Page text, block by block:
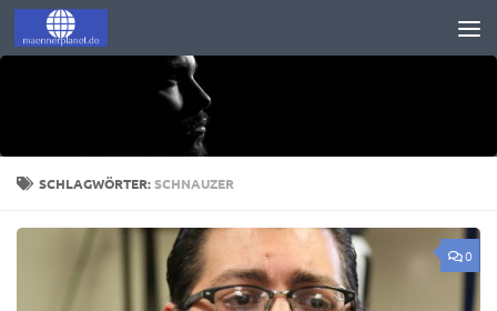
Zum Inhalt springen
SCHLAGWÖRTER:SCHNAUZER
0